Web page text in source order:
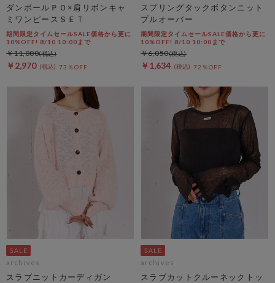
ダンボールＰＯ×肩リボンキャ
ミワンピースＳＥＴ
期間限定タイムセールSALE価格から更に
10%OFF! 8/10 10:00まで
￥2,970 73％OFF
￥11,000
スプリングタックボタンニット
プルオーバー
期間限定タイムセールSALE価格から更に
10%OFF! 8/10 10:00まで
￥1,634 72％OFF
￥6,050
archives
スラブニットカーディガン
archives
スラブカットクルーネックトッ